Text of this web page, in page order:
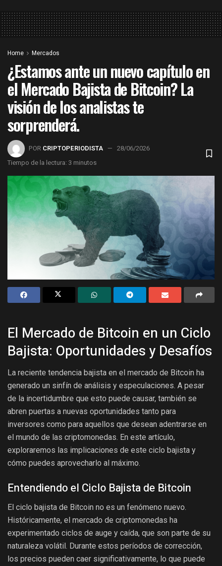
Home Mercados
¿Estamos ante un nuevo capítulo en
el Mercado Bajista de Bitcoin? La
visión de los analistas te
sorprenderá.
POR CRIPTOPERIODISTA
28/06/2026
Tiempo de la lectura: 3 minutos
El Mercado de Bitcoin en un Ciclo
Bajista: Oportunidades y Desafíos
La reciente tendencia bajista en el mercado de Bitcoin ha
generado un sinfín de análisis y especulaciones. A pesar
de la incertidumbre que esto puede causar, también se
abren puertas a nuevas oportunidades tanto para
inversores como para aquellos que desean adentrarse en
el mundo de las criptomonedas. En este artículo,
exploraremos las implicaciones de este ciclo bajista y
cómo puedes aprovecharlo al máximo.
Entendiendo el Ciclo Bajista de Bitcoin
El ciclo bajista de Bitcoin no es un fenómeno nuevo.
Históricamente, el mercado de criptomonedas ha
experimentado ciclos de auge y caída, que son parte de su
naturaleza volátil. Durante estos períodos de corrección,
los precios pueden caer significativamente, lo que puede